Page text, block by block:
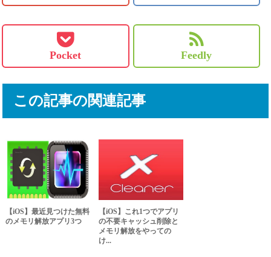
Pocket Feedly
この記事の関連記事
【iOS】最近見つけた無料
のメモリ解放アプリ3つ
【iOS】これ1つでアプリ
の不要キャッシュ削除と
メモリ解放をやっての
け...